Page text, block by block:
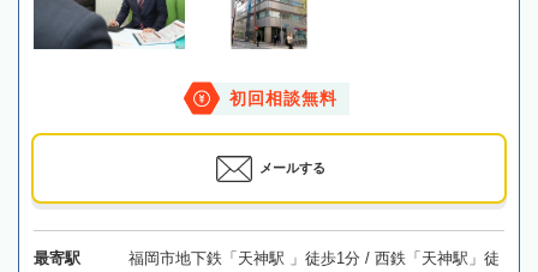
初回相談無料
メールする
最寄駅
福岡市地下鉄「天神駅 」徒歩1分 / 西鉄「天神駅」徒